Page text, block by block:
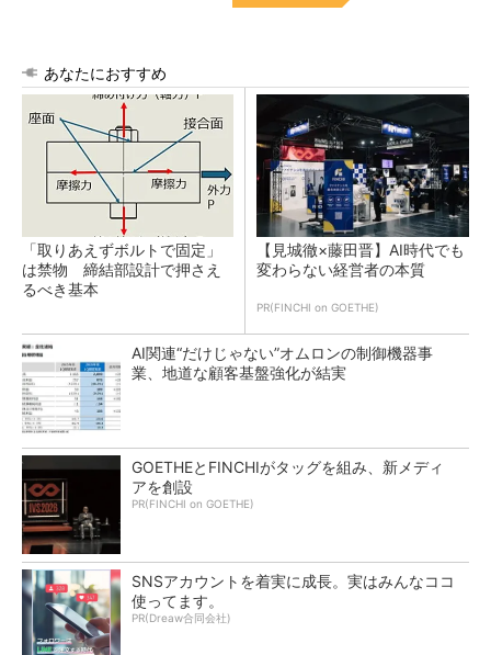
あなたにおすすめ
「取りあえずボルトで固定」
は禁物 締結部設計で押さえ
るべき基本
【見城徹×藤田晋】AI時代でも
変わらない経営者の本質
PR(FINCHI on GOETHE)
AI関連“だけじゃない”オムロンの制御機器事
業、地道な顧客基盤強化が結実
GOETHEとFINCHIがタッグを組み、新メディ
アを創設
PR(FINCHI on GOETHE)
SNSアカウントを着実に成長。実はみんなココ
使ってます。
PR(Dreaw合同会社)